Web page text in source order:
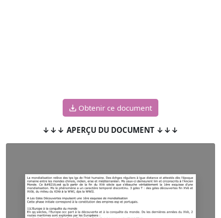
Obtenir ce document
↓↓↓ APERÇU DU DOCUMENT ↓↓↓